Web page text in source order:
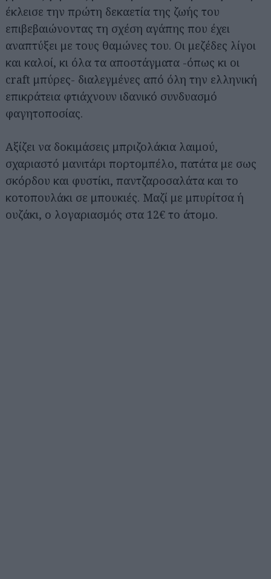
έκλεισε την πρώτη δεκαετία της ζωής του
επιβεβαιώνοντας τη σχέση αγάπης που έχει
αναπτύξει με τους θαμώνες του. Οι μεζέδες λίγοι
και καλοί, κι όλα τα αποστάγματα -όπως κι οι
craft μπύρες- διαλεγμένες από όλη την ελληνική
επικράτεια φτιάχνουν ιδανικό συνδυασμό
φαγητοποσίας.
Αξίζει να δοκιμάσεις μπριζολάκια λαιμού,
σχαριαστό μανιτάρι πορτομπέλο, πατάτα με σως
σκόρδου και φυστίκι, παντζαροσαλάτα και το
κοτοπουλάκι σε μπουκιές. Μαζί με μπυρίτσα ή
ουζάκι, ο λογαριασμός στα 12€ το άτομο.